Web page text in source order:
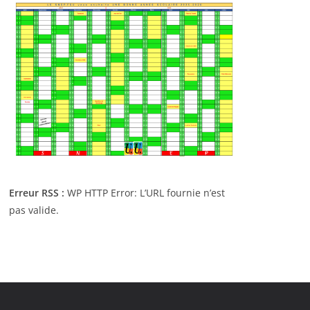
Erreur RSS : WP HTTP Error: L’URL fournie n’est
pas valide.